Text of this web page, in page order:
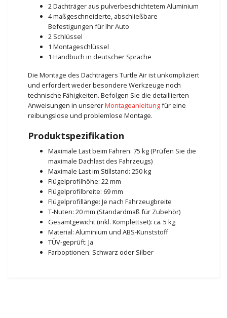
2 Dachträger aus pulverbeschichtetem Aluminium
4 maßgeschneiderte, abschließbare
Befestigungen für Ihr Auto
2 Schlüssel
1 Montageschlüssel
1 Handbuch in deutscher Sprache
Die Montage des Dachträgers Turtle Air ist unkompliziert
und erfordert weder besondere Werkzeuge noch
technische Fähigkeiten. Befolgen Sie die detaillierten
Anweisungen in unsererMontageanleitungfür eine
reibungslose und problemlose Montage.
Produktspezifikation
Maximale Last beim Fahren: 75 kg (Prüfen Sie die
maximale Dachlast des Fahrzeugs)
Maximale Last im Stillstand: 250 kg
Flügelprofilhöhe: 22 mm
Flügelprofilbreite: 69 mm
Flügelprofillänge: Je nach Fahrzeugbreite
T-Nuten: 20 mm (Standardmaß für Zubehör)
Gesamtgewicht (inkl. Komplettset): ca. 5 kg
Material: Aluminium und ABS-Kunststoff
TÜV-geprüft: Ja
Farboptionen: Schwarz oder Silber